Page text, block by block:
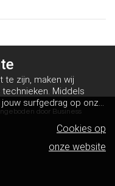
door Business
te zijn, maken wij
Middels
surfgedrag op onze
advertenties
informatie te delen via
Cookies op
onze website